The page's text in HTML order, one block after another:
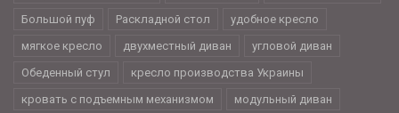
Большой пуф
Раскладной стол
удобное кресло
мягкое кресло
двухместный диван
угловой диван
Обеденный стул
кресло производства Украины
кровать с подъемным механизмом
модульный диван